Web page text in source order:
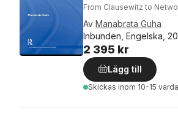
From Clausewitz to
Av Manabrata Guha
Inbunden, Engelska,
2 395 kr
Lägg till
Skickas inom 10-15